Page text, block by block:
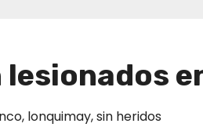
, lonquimay,sin heridos